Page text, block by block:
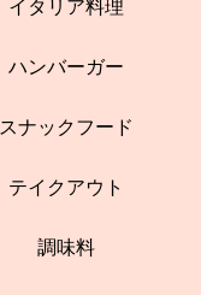
イタリア料理
ハンバーガー
スナックフード
テイクアウト
調味料